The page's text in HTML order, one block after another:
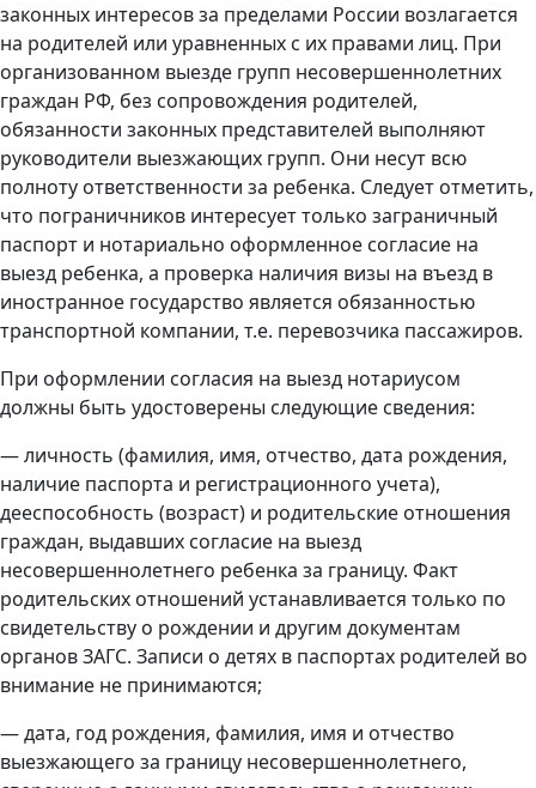
законных интересов за пределами России возлагается
на родителей или уравненных с их правами лиц. При
организованном выезде групп несовершеннолетних
граждан РФ, без сопровождения родителей,
обязанности законных представителей выполняют
руководители выезжающих групп. Они несут всю
полноту ответственности за ребенка. Следует отметить,
что пограничников интересует только заграничный
паспорт и нотариально оформленное согласие на
выезд ребенка, а проверка наличия визы на въезд в
иностранное государство является обязанностью
транспортной компании, т.е. перевозчика пассажиров.
При оформлении согласия на выезд нотариусом
должны быть удостоверены следующие сведения:
— личность (фамилия, имя, отчество, дата рождения,
наличие паспорта и регистрационного учета),
дееспособность (возраст) и родительские отношения
граждан, выдавших согласие на выезд
несовершеннолетнего ребенка за границу. Факт
родительских отношений устанавливается только по
свидетельству о рождении и другим документам
органов ЗАГС. Записи о детях в паспортах родителей во
внимание не принимаются;
— дата, год рождения, фамилия, имя и отчество
выезжающего за границу несовершеннолетнего,